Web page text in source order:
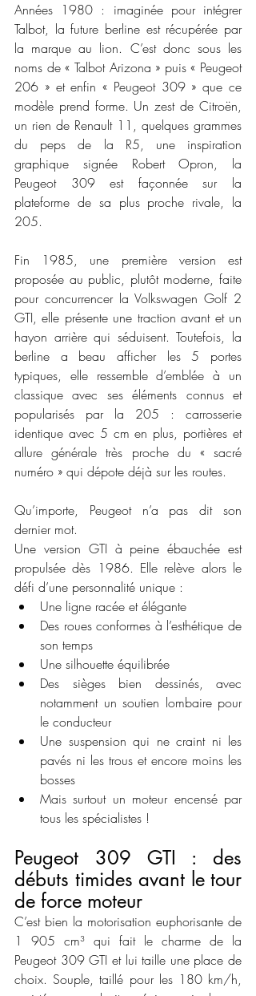
Années 1980 : imaginée pour intégrer
Talbot, la future berline est récupérée par
la marque au lion. C’est donc sous les
noms de « Talbot Arizona » puis « Peugeot
206 » et enfin « Peugeot 309 » que ce
modèle prend forme. Un zest de Citroën,
un rien de Renault 11, quelques grammes
du peps de la R5, une inspiration
graphique signée Robert Opron, la
Peugeot 309 est façonnée sur la
plateforme de sa plus proche rivale, la
205.
Fin 1985, une première version est
proposée au public, plutôt moderne, faite
pour concurrencer la Volkswagen Golf 2
GTI, elle présente une traction avant et un
hayon arrière qui séduisent. Toutefois, la
berline a beau afficher les 5 portes
typiques, elle ressemble d’emblée à un
classique avec ses éléments connus et
popularisés par la 205 : carrosserie
identique avec 5 cm en plus, portières et
allure générale très proche du « sacré
numéro » qui dépote déjà sur les routes.
Qu’importe, Peugeot n’a pas dit son
dernier mot.
Une version GTI à peine ébauchée est
propulsée dès 1986. Elle relève alors le
défi d’une personnalité unique :
Une ligne racée et élégante
Des roues conformes à l’esthétique de
son temps
Une silhouette équilibrée
Des sièges bien dessinés, avec
notamment un soutien lombaire pour
le conducteur
Une suspension qui ne craint ni les
pavés ni les trous et encore moins les
bosses
Mais surtout un moteur encensé par
tous les spécialistes !
Peugeot 309 GTI : des
débuts timides avant le tour
de force moteur
C’est bien la motorisation euphorisante de
1 905 cm³ qui fait le charme de la
Peugeot 309 GTI et lui taille une place de
choix. Souple, taillé pour les 180 km/h,